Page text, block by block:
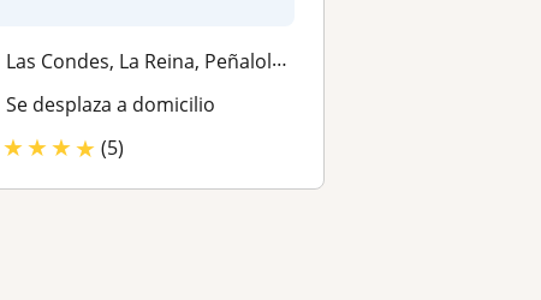
Las Condes, La Reina, Peñalolen, Ñuñoa, Providencia, Vitacura, Macul
Se desplaza a domicilio
★★★★ (5)